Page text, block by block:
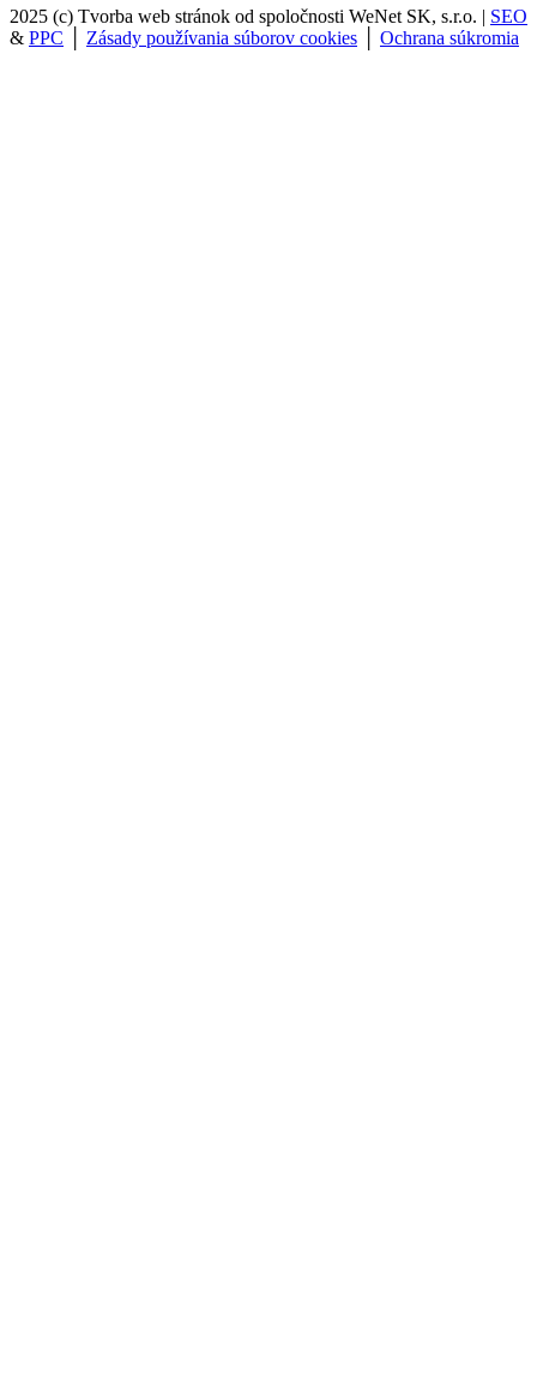
2025 (c) Tvorba web stránok od spoločnosti WeNet SK, s.r.o. | SEO
& PPC Zásady používania súborov cookies Ochrana súkromia